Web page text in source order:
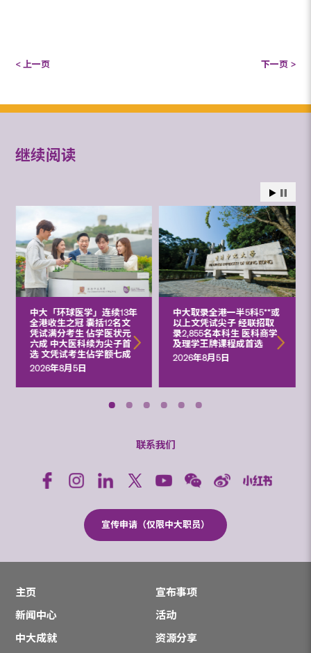
< 上一页 下一页 >
继续阅读
中大「环球医学」连续13年
全港收生之冠 囊括12名文
凭试满分考生 佔学医状元
六成 中大医科续为尖子首
选 文凭试考生佔学额七成
2026年8月5日
中大取录全港一半5科5**或
以上文凭试尖子 经联招取
录2,855名本科生 医科商学
及理学王牌课程成首选
2026年8月5日
联系我们
宣传申请（仅限中大职员）
主页
宣布事项
新闻中心
活动
中大成就
资源分享